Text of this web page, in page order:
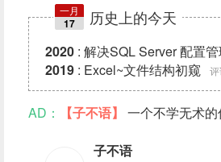
一月
17 历史上的今天
2020 : 解决SQL Server 配置
2019 : Excel~文件结构初窥
AD： 【子不语】 一个不学无术
子不语